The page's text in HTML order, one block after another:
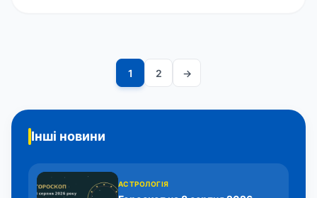
Пагінація
записів
1 2 →
Інші новини
АСТРОЛОГІЯ